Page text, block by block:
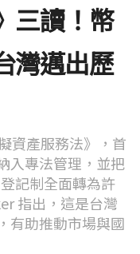
三讀！幣
灣邁出歷
資產服務法》，首
入專法管理，並把
記制全面轉為許
指出，這是台灣
有助推動市場與國